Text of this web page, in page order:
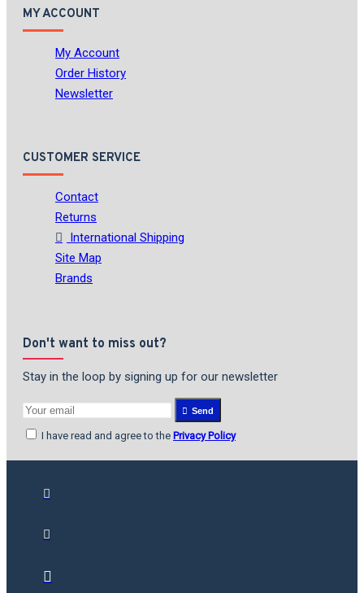
MY ACCOUNT
My Account
Order History
Newsletter
CUSTOMER SERVICE
Contact
Returns
International Shipping
Site Map
Brands
Don't want to miss out?
Stay in the loop by signing up for our newsletter
Send
I have read and agree to the Privacy Policy